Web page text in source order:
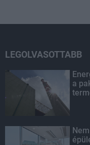
LEGOLVASOTTABB
a